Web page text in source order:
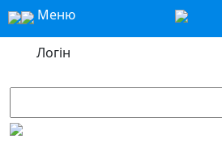
Меню
Логін